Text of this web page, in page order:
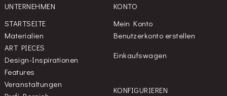
UNTERNEHMEN
STARTSEITE
Materialien
ART PIECES
Design-Inspirationen
Features
Veranstaltungen
KONTO
Mein Konto
Benutzerkonto erstellen
Einkaufswagen
KONFIGURIEREN